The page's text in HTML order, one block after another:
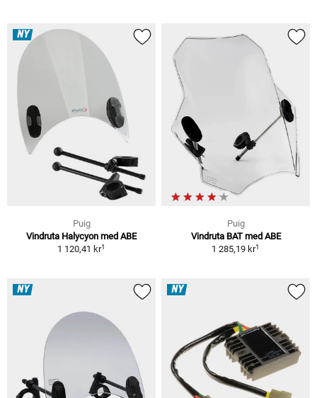
NY
Puig
Vindruta Halycyon med ABE
1 120,41 kr1
Puig
Vindruta BAT med ABE
1 285,19 kr1
NY NY